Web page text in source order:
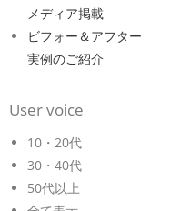
メディア掲載
ビフォー＆アフター
実例のご紹介
User voice
10・20代
30・40代
50代以上